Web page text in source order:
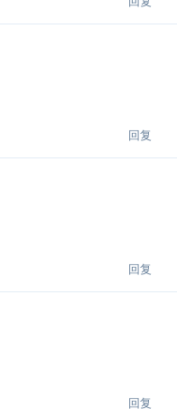
回复
回复
回复